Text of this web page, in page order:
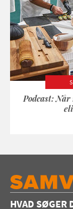
Podcast:
HVAD SØGER